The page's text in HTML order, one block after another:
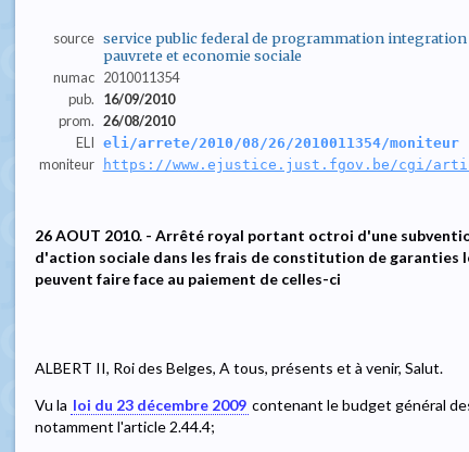
source service public federal de programmation integration
pauvrete et economie sociale
numac 2010011354
pub.
16/09/2010
prom. 26/08/2010
ELI eli/arrete/2010/08/26/2010011354/moniteur
moniteur https://www.ejustice.just.fgov.be/cgi/
26 AOUT 2010. - Arrêté royal portant octroi d'une
d'action sociale dans les frais de constitution de garanties
peuvent faire face au paiement de celles-ci
ALBERT II, Roi des Belges, A tous, présents et à venir, Salut.
Vu la loi du 23 décembre 2009 contenant le budget général
notamment l'article 2.44.4;